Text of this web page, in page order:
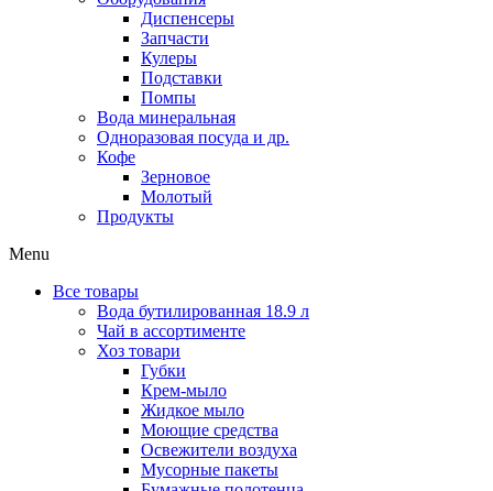
Диспенсеры
Запчасти
Кулеры
Подставки
Помпы
Вода минеральная
Одноразовая посуда и др.
Кофе
Зерновое
Молотый
Продукты
Menu
Все товары
Вода бутилированная 18.9 л
Чай в ассортименте
Хоз товари
Губки
Крем-мыло
Жидкое мыло
Моющие средства
Освежители воздуха
Мусорные пакеты